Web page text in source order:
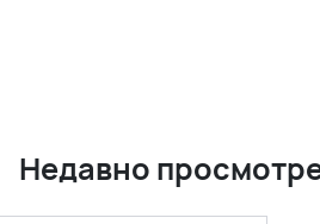
Недавно